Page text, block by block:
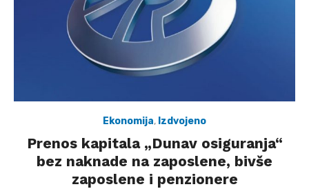
Ekonomija, Izdvojeno
Prenos kapitala „Dunav osiguranja“
bez naknade na zaposlene, bivše
zaposlene i penzionere